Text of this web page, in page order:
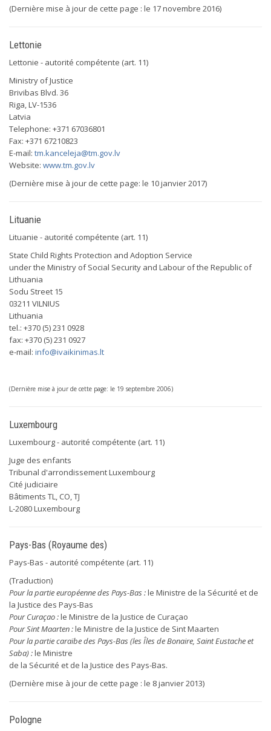
(Dernière mise à jour de cette page : le 17 novembre 2016)
Lettonie
Lettonie - autorité compétente (art. 11)
Ministry of Justice
Brivibas Blvd. 36
Riga, LV-1536
Latvia
Telephone: +371 67036801
Fax: +371 67210823
E-mail: tm.kanceleja@tm.gov.lv
Website: www.tm.gov.lv
(Dernière mise à jour de cette page: le 10 janvier 2017)
Lituanie
Lituanie - autorité compétente (art. 11)
State Child Rights Protection and Adoption Service
under the Ministry of Social Security and Labour of the Republic of
Lithuania
Sodu Street 15
03211 VILNIUS
Lithuania
tel.: +370 (5) 231 0928
fax: +370 (5) 231 0927
e-mail: info@ivaikinimas.lt
(Dernière mise à jour de cette page: le 19 septembre 2006)
Luxembourg
Luxembourg - autorité compétente (art. 11)
Juge des enfants
Tribunal d'arrondissement Luxembourg
Cité judiciaire
Bâtiments TL, CO, TJ
L-2080 Luxembourg
Pays-Bas (Royaume des)
Pays-Bas - autorité compétente (art. 11)
(Traduction)
Pour la partie européenne des Pays-Bas :le Ministre de la Sécurité et de
la Justice des Pays-Bas
Pour Curaçao :le Ministre de la Justice de Curaçao
Pour Sint Maarten :le Ministre de la Justice de Sint Maarten
Pour la partie caraïbe des Pays-Bas (les Îles de Bonaire, Saint Eustache et
Saba) :le Ministre
de la Sécurité et de la Justice des Pays-Bas.
(Dernière mise à jour de cette page : le 8 janvier 2013)
Pologne